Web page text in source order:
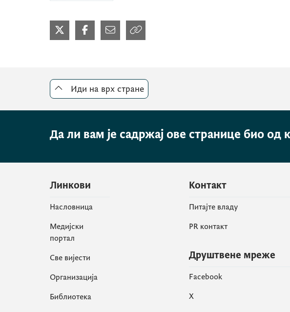
Иди на врх стране
Да ли вам је садржај ове странице био од
Линкови
Насловница
Медијски
портал
Све вијести
Организација
Библиотека
Контакт
Питајте владу
PR контакт
Друштвене мреже
Facebook
X